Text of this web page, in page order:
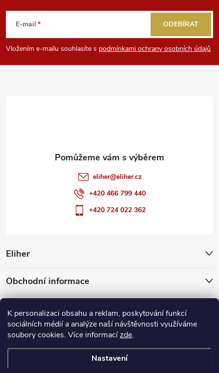
K personalizaci obsahu a reklam, poskytování funkcí
sociálních médií a analýze naší návštěvnosti využíváme
soubory cookies. Více informacízde.
Nastavení
p
a
E-mail
Vložením e-mailu souhlasíte s podmínkami ochrany osobních údajů
ODEBÍRAT
Eliher
Obchodní informace
Partnerské weby
eliher@eliher.cz
+420 466 799 440
+420 724 022 362
cookies